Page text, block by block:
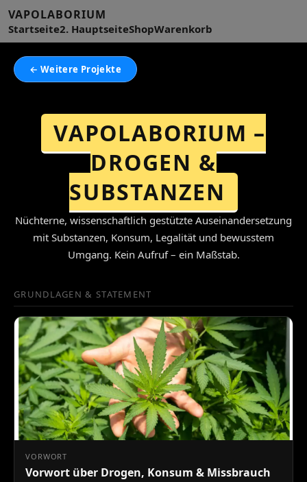
VAPOLABORIUM
Startseite2. HauptseiteShopWarenkorb
← Weitere Projekte
VAPOLABORIUM –
DROGEN &
SUBSTANZEN
Nüchterne, wissenschaftlich gestützte Auseinandersetzung
mit Substanzen, Konsum, Legalität und bewusstem
Umgang. Kein Aufruf – ein Maßstab.
GRUNDLAGEN & STATEMENT
VORWORT
Vorwort über Drogen, Konsum & Missbrauch